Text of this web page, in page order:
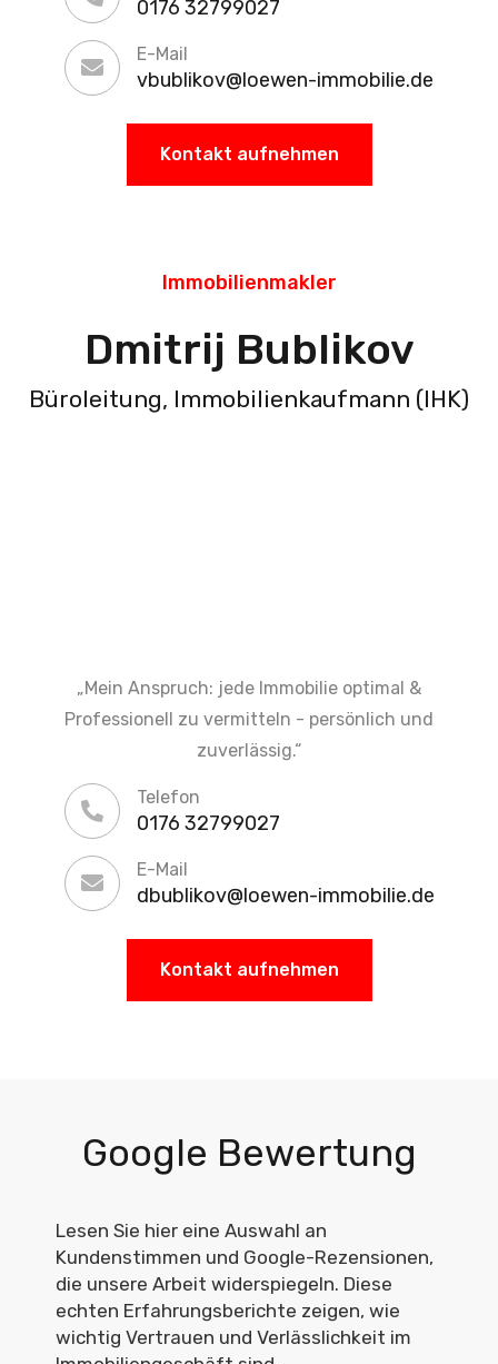
0176 32799027
E-Mail
vbublikov@loewen-immobilie.de
Kontakt aufnehmen
Immobilienmakler
Dmitrij Bublikov
Büroleitung, Immobilienkaufmann (IHK)
„Mein Anspruch: jede Immobilie optimal &
Professionell zu vermitteln - persönlich und
zuverlässig.“
Telefon
0176 32799027
E-Mail
dbublikov@loewen-immobilie.de
Kontakt aufnehmen
Google Bewertung
Lesen Sie hier eine Auswahl an
Kundenstimmen und Google-Rezensionen,
die unsere Arbeit widerspiegeln. Diese
echten Erfahrungsberichte zeigen, wie
wichtig Vertrauen und Verlässlichkeit im